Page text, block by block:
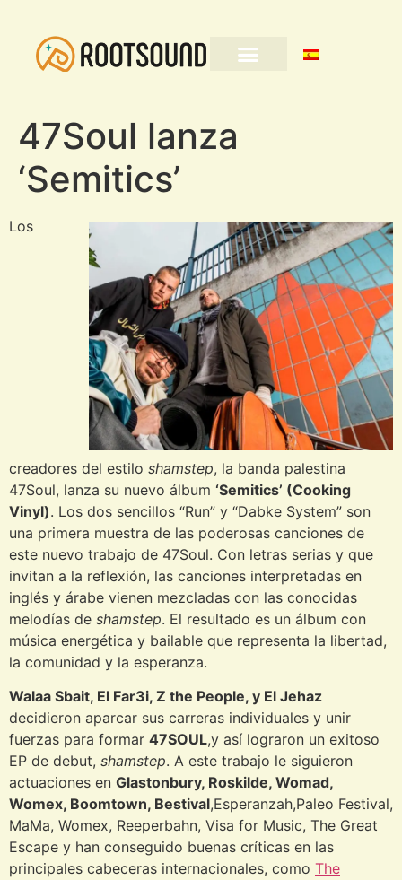
47Soul lanza
‘Semitics’
Los
creadores del estilo shamstep, la banda palestina
47Soul, lanza su nuevo álbum ‘Semitics’ (Cooking
Vinyl). Los dos sencillos “Run” y “Dabke System” son
una primera muestra de las poderosas canciones de
este nuevo trabajo de 47Soul. Con letras serias y que
invitan a la reflexión, las canciones interpretadas en
inglés y árabe vienen mezcladas con las conocidas
melodías de shamstep. El resultado es un álbum con
música energética y bailable que representa la libertad,
la comunidad y la esperanza.
Walaa Sbait, El Far3i, Z the People, y El Jehaz
decidieron aparcar sus carreras individuales y unir
fuerzas para formar 47SOUL,y así lograron un exitoso
EP de debut, shamstep. A este trabajo le siguieron
actuaciones en Glastonbury, Roskilde, Womad,
Womex, Boomtown, Bestival,Esperanzah,Paleo Festival,
MaMa, Womex, Reeperbahn, Visa for Music, The Great
Escape y han conseguido buenas críticas en las
principales cabeceras internacionales, como The